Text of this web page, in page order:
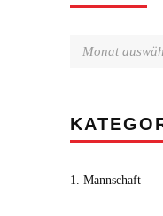
1. Mannschaft